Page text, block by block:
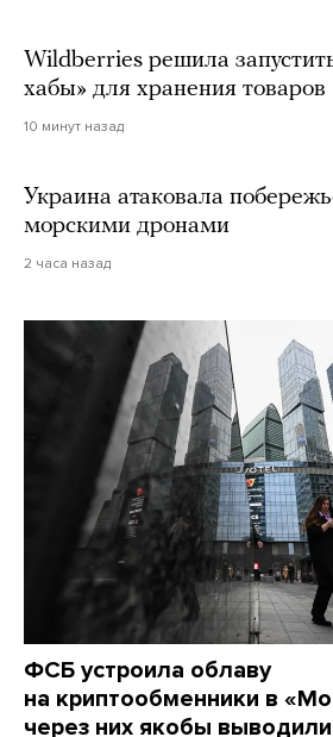
Wildberries решила
хабы» для хранения товаров
10 минут назад
Украина атаковала
морскими дронами
2 часа назад
ФСБ устроила облаву
на криптообменники в
через них якобы